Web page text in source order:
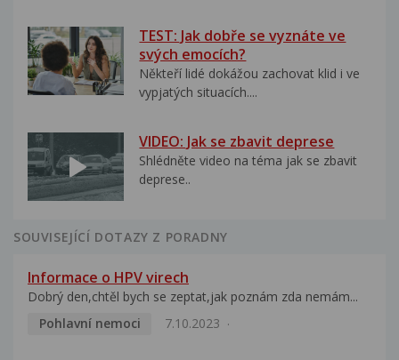
TEST: Jak dobře se vyznáte ve
svých emocích?
Někteří lidé dokážou zachovat klid i ve
vypjatých situacích....
VIDEO: Jak se zbavit deprese
Shlédněte video na téma jak se zbavit
deprese..
SOUVISEJÍCÍ DOTAZY Z PORADNY
Informace o HPV virech
Dobrý den,chtěl bych se zeptat,jak poznám zda nemám...
Pohlavní nemoci
7.10.2023